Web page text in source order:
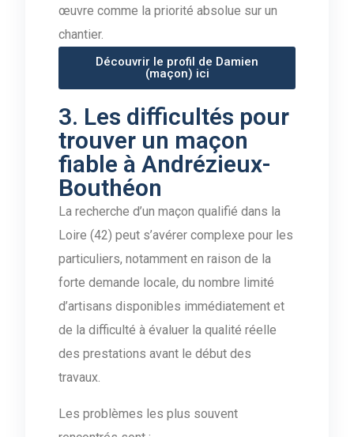
œuvre comme la priorité absolue sur un
chantier.
Découvrir le profil de Damien
(maçon) ici
3. Les difficultés pour
trouver un maçon
fiable à Andrézieux-
Bouthéon
La recherche d’un maçon qualifié dans la
Loire (42) peut s’avérer complexe pour les
particuliers, notamment en raison de la
forte demande locale, du nombre limité
d’artisans disponibles immédiatement et
de la difficulté à évaluer la qualité réelle
des prestations avant le début des
travaux.
Les problèmes les plus souvent